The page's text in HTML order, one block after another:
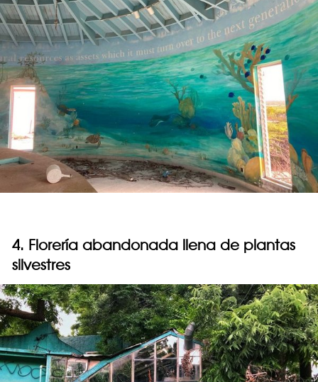
4. Florería abandonada llena de plantas
silvestres